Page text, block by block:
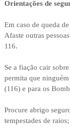
Orientações de
Em caso de queda
Afaste outras
116.
Se a fiação cair
permita que
(116) e para os
Procure abrigo
tempestades de raios;